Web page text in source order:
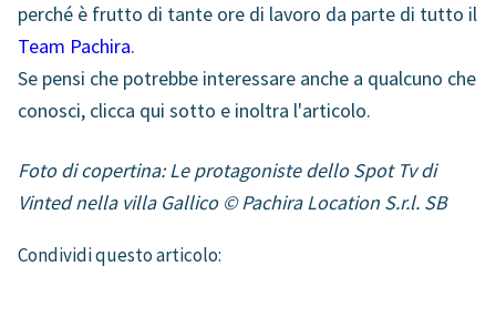
perché è frutto di tante ore di lavoro da parte di tutto il
Team Pachira.
Se pensi che potrebbe interessare anche a qualcuno che
conosci, clicca qui sotto e inoltra l'articolo.
Foto di copertina: Le protagoniste dello Spot Tv di
Vinted nella villa Gallico © Pachira Location S.r.l. SB
Condividi questo articolo: